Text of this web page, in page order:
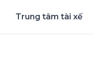
Trung tâm tài xế